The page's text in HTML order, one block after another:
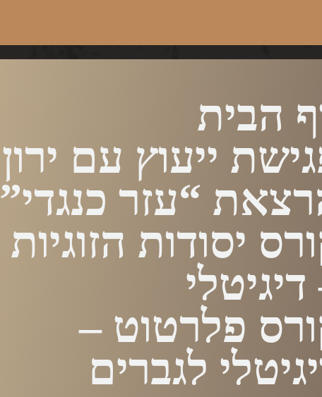
הבית
ייעוץ עם ירון
“עזר כנגדי”
יסודות הזוגיות
פלרטוט –
לגברים